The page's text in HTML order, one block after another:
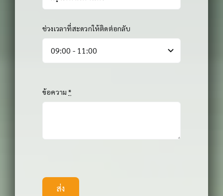
ช่วงเวลาที่สะดวกให้ติดต่อกลับ
ข้อความ*
ส่ง